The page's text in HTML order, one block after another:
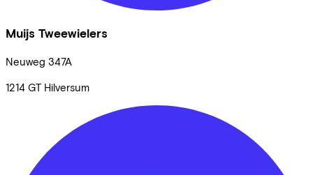
Muijs Tweewielers
Neuweg 347A
1214 GT Hilversum